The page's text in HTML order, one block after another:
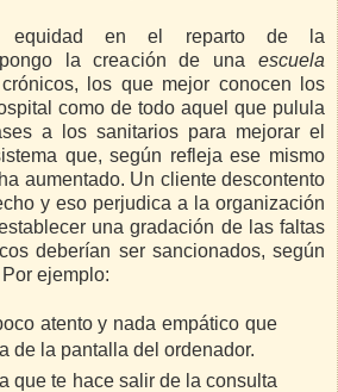
equidad en el reparto de la
la creación de una escuela
los que mejor conocen los
como de todo aquel que pulula
a los sanitarios para mejorar el
que, según refleja ese mismo
aumentado. Un cliente descontento
y eso perjudica a la organización
una gradación de las faltas
deberían ser sancionados, según
ejemplo:
atento y nada empático que
de la pantalla del ordenador.
que te hace salir de la consulta